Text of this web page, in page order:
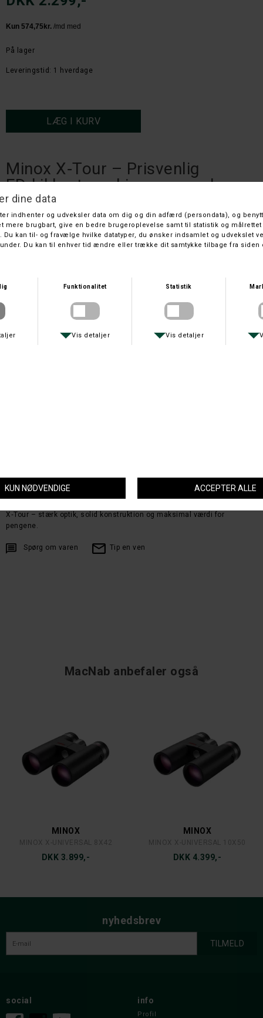
På lager
Leveringstid: 1 hverdage
Minox X‑Tour – Prisvenlig
ED‑kikkert med imponerende
optik
Minox X‑Tour er en af de nyeste kikkertserier fra tyske Minox, som
siden 2013 har været en del af Blaser Group. Serien tilbyder ED‑optik til
en særdeles attraktiv pris og leverer både randskarphed og
Seks modelvarianter 8×26 •
10×26 • 8×34 • 10×34 • 8×42 •
10×42 • 10×50
X‑Tour-serien kombinerer et flot ydre med en ergonomisk udformning,
X‑Tour – stærk optik, solid konstruktion og maksimal værdi for
pengene.
Spørg om varen Tip en ven
MacNab anbefaler også
MINOX
DKK 3.899,-
MINOX
DKK 4.399,-
nyhedsbrev
social info
Profil